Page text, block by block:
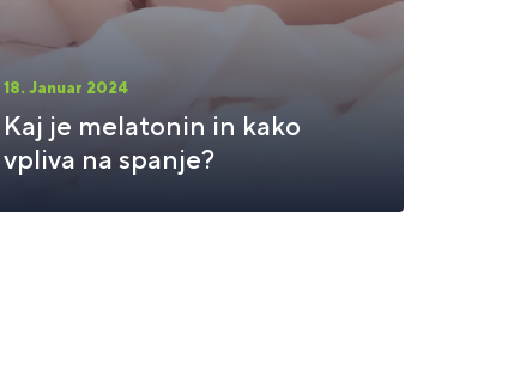
18. Januar 2024
Kaj je melatonin in kako
vpliva na spanje?